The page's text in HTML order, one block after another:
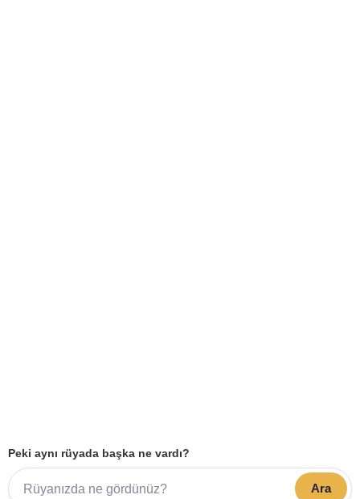
Peki aynı rüyada başka ne vardı?
Ara